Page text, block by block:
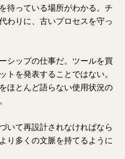
待っている場所がわかる。チ
わりに、古いプロセスを守っ
シップの仕事だ。ツールを買
トを発表することではない。
ほとんど語らない使用状況の
いて再設計されなければなら
り多くの文脈を持てるように